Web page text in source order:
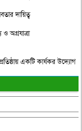
দায়িত্ব
অগ্রযাত্রা
একটি কার্যকর উদ্যোগ